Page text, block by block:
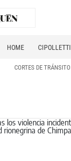
HOME CIPOLLETTI
CORTES DE TRÁNSITO